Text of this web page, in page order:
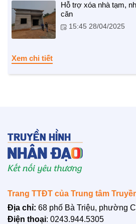
NHỊP CẦU NHÂN ÁI
Địa chỉ nhân ái
BẠN ĐỌC
Hỗ trợ xóa nhà tạm,
căn
15:45 28/04/2025
Xem chi tiết
Trang TTĐT của Trung tâm
Địa chỉ: 68 phố Bà Triệu, phường
Điện thoại: 0243.944.5305